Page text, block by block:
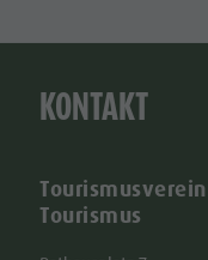
KONTAKT
Tourismus